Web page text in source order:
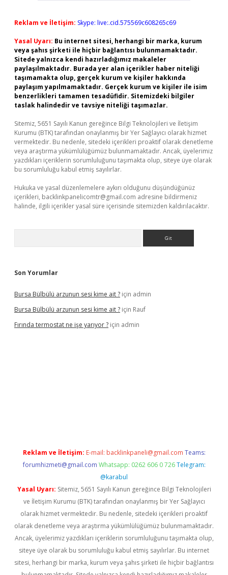
Reklam ve İletişim: Skype: live:.cid.575569c608265c69
Yasal Uyarı: Bu internet sitesi, herhangi bir marka, kurum
veya şahıs şirketi ile hiçbir bağlantısı bulunmamaktadır.
Sitede yalnızca kendi hazırladığımız makaleler
paylaşılmaktadır. Burada yer alan içerikler haber niteliği
taşımamakta olup, gerçek kurum ve kişiler hakkında
paylaşım yapılmamaktadır. Gerçek kurum ve kişiler ile isim
benzerlikleri tamamen tesadüfidir. Sitemizdeki bilgiler
taslak halindedir ve tavsiye niteliği taşımazlar.
Sitemiz, 5651 Sayılı Kanun gereğince Bilgi Teknolojileri ve İletişim
Kurumu (BTK) tarafından onaylanmış bir Yer Sağlayıcı olarak hizmet
vermektedir. Bu nedenle, sitedeki içerikleri proaktif olarak denetleme
veya araştırma yükümlülüğümüz bulunmamaktadır. Ancak, üyelerimiz
yazdıkları içeriklerin sorumluluğunu taşımakta olup, siteye üye olarak
bu sorumluluğu kabul etmiş sayılırlar.
Hukuka ve yasal düzenlemelere aykırı olduğunu düşündüğünüz
içerikleri, backlinkpanelicomtr@gmail.com adresine bildirmeniz
halinde, ilgili içerikler yasal süre içerisinde sitemizden kaldırılacaktır.
Son Yorumlar
Bursa Bülbülü arzunun sesi kime ait ? için admin
Bursa Bülbülü arzunun sesi kime ait ? için Rauf
Fırında termostat ne işe yarıyor ? için admin
Reklam ve İletişim: E-mail: backlinkpaneli@gmail.com Teams:
forumhizmeti@gmail.com Whatsapp: 0262 606 0 726 Telegram:
@karabul
Yasal Uyarı: Sitemiz, 5651 Sayılı Kanun gereğince Bilgi Teknolojileri
ve İletişim Kurumu (BTK) tarafından onaylanmış bir Yer Sağlayıcı
olarak hizmet vermektedir. Bu nedenle, sitedeki içerikleri proaktif
olarak denetleme veya araştırma yükümlülüğümüz bulunmamaktadır.
Ancak, üyelerimiz yazdıkları içeriklerin sorumluluğunu taşımakta olup,
siteye üye olarak bu sorumluluğu kabul etmiş sayılırlar. Bu internet
sitesi, herhangi bir marka, kurum veya şahıs şirketi ile hiçbir bağlantısı